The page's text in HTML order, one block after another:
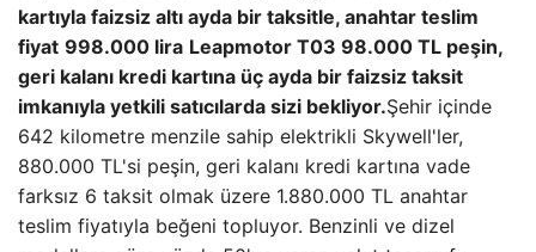
kartıyla faizsiz altı ayda bir taksitle, anahtar teslim
fiyat 998.000 lira Leapmotor T03 98.000 TL peşin,
geri kalanı kredi kartına üç ayda bir faizsiz taksit
imkanıyla yetkili satıcılarda sizi bekliyor.Şehir içinde
642 kilometre menzile sahip elektrikli Skywell'ler,
880.000 TL'si peşin, geri kalanı kredi kartına vade
farksız 6 taksit olmak üzere 1.880.000 TL anahtar
teslim fiyatıyla beğeni topluyor. Benzinli ve dizel